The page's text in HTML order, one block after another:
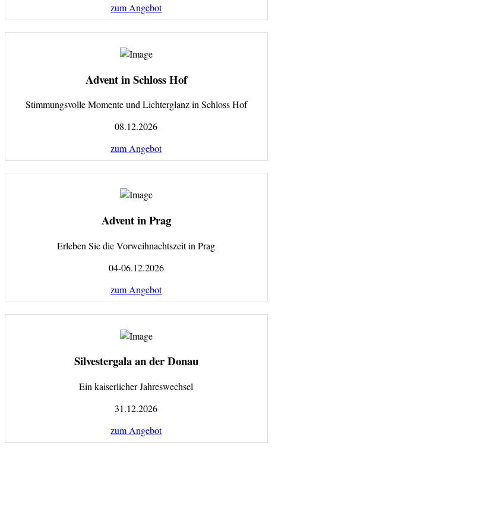
zum Angebot
Advent in Schloss Hof
Stimmungsvolle Momente und Lichterglanz in Schloss Hof
08.12.2026
zum Angebot
Advent in Prag
Erleben Sie die Vorweihnachtszeit in Prag
04-06.12.2026
zum Angebot
Silvestergala an der Donau
Ein kaiserlicher Jahreswechsel
31.12.2026
zum Angebot